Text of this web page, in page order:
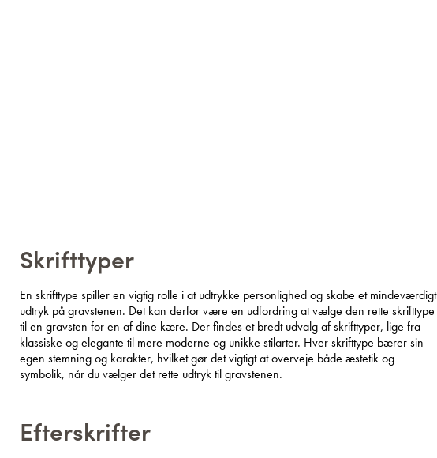
Skrifttyper
En skrifttype spiller en vigtig rolle i at udtrykke personlighed og skabe et mindeværdigt
udtryk på gravstenen. Det kan derfor være en udfordring at vælge den rette skrifttype
til en gravsten for en af dine kære. Der findes et bredt udvalg af skrifttyper, lige fra
klassiske og elegante til mere moderne og unikke stilarter. Hver skrifttype bærer sin
egen stemning og karakter, hvilket gør det vigtigt at overveje både æstetik og
symbolik, når du vælger det rette udtryk til gravstenen.
Efterskrifter